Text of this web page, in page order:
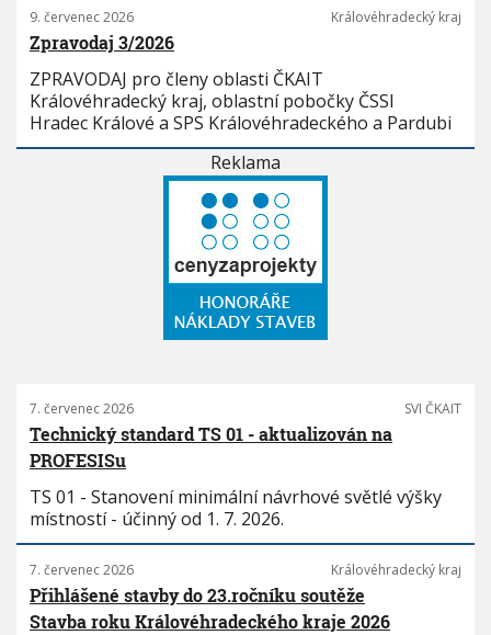
9. červenec 2026 Královéhradecký kraj
Zpravodaj 3/2026
ZPRAVODAJ pro členy oblasti ČKAIT
Královéhradecký kraj, oblastní pobočky ČSSI
Hradec Králové a SPS Královéhradeckého a Pardubi
Reklama
7. červenec 2026 SVI ČKAIT
Technický standard TS 01 - aktualizován na
PROFESISu
TS 01 - Stanovení minimální návrhové světlé výšky
místností - účinný od 1. 7. 2026.
7. červenec 2026 Královéhradecký kraj
Přihlášené stavby do 23.ročníku soutěže
Stavba roku Královéhradeckého kraje 2026